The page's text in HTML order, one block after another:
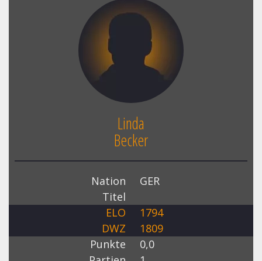
Linda
Becker
Nation
GER
Titel
ELO
1794
DWZ
1809
Punkte
0,0